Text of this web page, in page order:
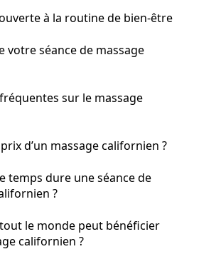
à la routine de bien-être
votre séance de massage
sur le massage
d’un massage californien ?
temps dure une séance de
?
le monde peut bénéficier
californien ?